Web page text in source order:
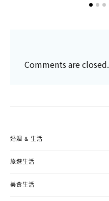
Comments are closed.
婚姻 & 生活
旅遊生活
美食生活